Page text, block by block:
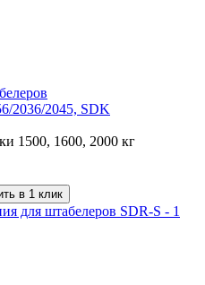
2036/2045, SDK
1500, 1600, 2000 кг
в 1 клик